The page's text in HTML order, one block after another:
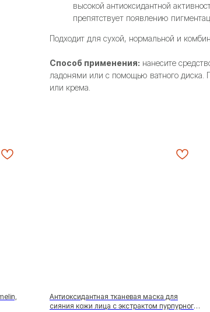
высокой антиоксидантной
препятствует появлению
Подходит для сухой, нормальной и
Способ применения: нанесите
ладонями или с помощью ватного диска.
или крема.
Антиоксидантная тканевая маска для
сияния кожи лица с экстрактом пурпурного